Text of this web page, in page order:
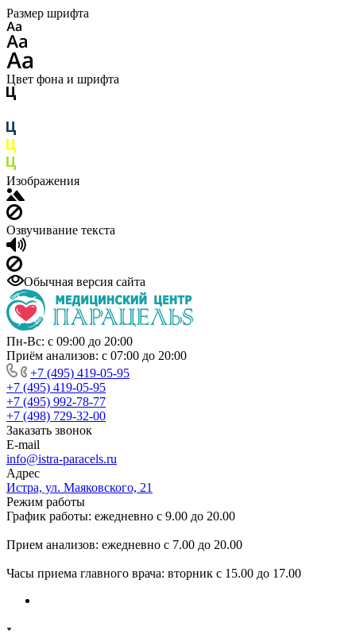
Размер шрифта
Цвет фона и шрифта
Изображения
Озвучивание текста
Обычная версия сайта
Пн-Вс: с 09:00 до 20:00
Приём анализов: с 07:00 до 20:00
+7 (495) 419-05-95
+7 (495) 419-05-95
+7 (495) 992-78-77
+7 (498) 729-32-00
Заказать звонок
E-mail
info@istra-paracels.ru
Адрес
Истра, ул. Маяковского, 21
Режим работы
График работы: ежедневно с 9.00 до 20.00
Прием анализов: ежедневно с 7.00 до 20.00
Часы приема главного врача: вторник с 15.00 до 17.00